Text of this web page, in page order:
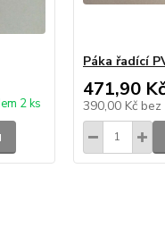
2 ks
Páka řadící
471,90 Kč
390,00 Kč bez